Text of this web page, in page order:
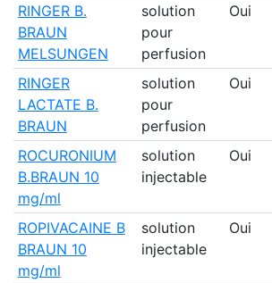
RINGER B.
BRAUN
MELSUNGEN
solution
pour
perfusion
Oui
RINGER
LACTATE B.
BRAUN
solution
pour
perfusion
Oui
ROCURONIUM
B.BRAUN 10
mg/ml
solution
injectable
Oui
ROPIVACAINE B
BRAUN 10
mg/ml
solution
injectable
Oui